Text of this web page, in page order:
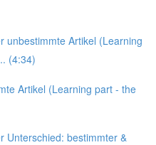
unbestimmte Artikel (Learning
(4:34)
Artikel (Learning part - the
Unterschied: bestimmter &